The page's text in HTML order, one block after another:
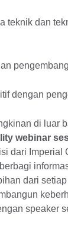
teknik dan
dengan
di luar
webinar
dari Imperial
dari
speaker